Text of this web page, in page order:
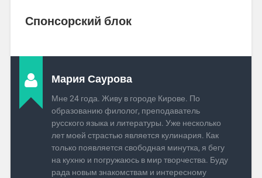
Спонсорский блок
Мария Саурова
Мне 24 года. Живу в городе Кирове. По
образованию филолог, преподаватель
русского языка и литературы. Уже несколько
лет моей страстью является кулинария. Как
только появляется свободная минутка, я бегу
на кухню и погружаюсь в мир творчества. Буду
рада новым знакомствам и интересному